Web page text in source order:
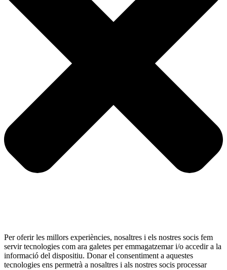
Per oferir les millors experiències, nosaltres i els nostres socis fem
servir tecnologies com ara galetes per emmagatzemar i/o accedir a la
informació del dispositiu. Donar el consentiment a aquestes
tecnologies ens permetrà a nosaltres i als nostres socis processar